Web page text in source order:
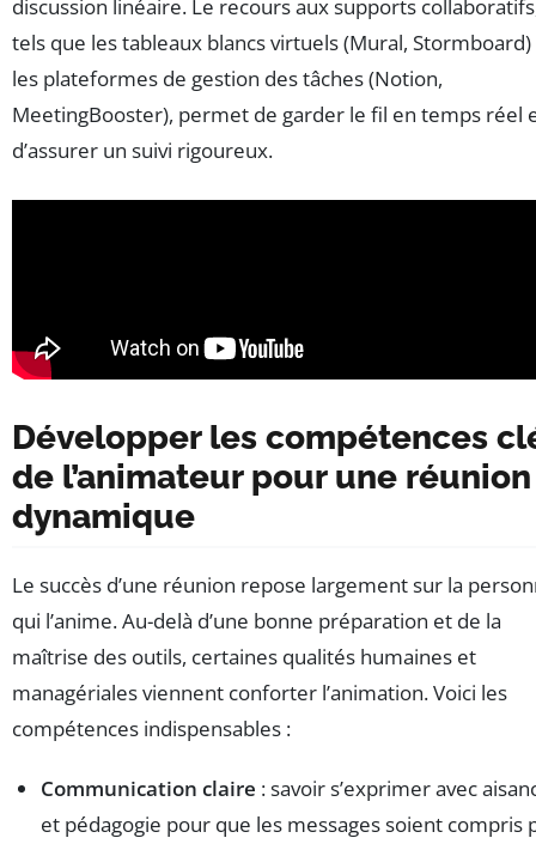
discussion linéaire. Le recours aux supports
tels que les tableaux blancs virtuels (Mural,
les plateformes de gestion des tâches (Notion,
MeetingBooster), permet de garder le fil en temps réel
d’assurer un suivi rigoureux.
Développer les compétences
de l’animateur pour une réunion
dynamique
Le succès d’une réunion repose largement sur la
qui l’anime. Au-delà d’une bonne préparation et de la
maîtrise des outils, certaines qualités humaines et
managériales viennent conforter l’animation. Voici les
compétences indispensables :
Communication claire : savoir s’exprimer avec
et pédagogie pour que les messages soient compris